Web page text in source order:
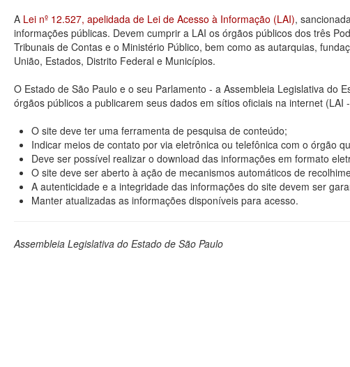
A Lei nº 12.527, apelidada de Lei de Acesso à Informação (LAI),
informações públicas. Devem cumprir a LAI os órgãos públicos dos três
Tribunais de Contas e o Ministério Público, bem como as autarquias,
União, Estados, Distrito Federal e Municípios.
O Estado de São Paulo e o seu Parlamento - a Assembleia Legislativa do
órgãos públicos a publicarem seus dados em sítios oficiais na internet
O site deve ter uma ferramenta de pesquisa de conteúdo;
Indicar meios de contato por via eletrônica ou telefônica com o órgão
Deve ser possível realizar o download das informações em formato
O site deve ser aberto à ação de mecanismos automáticos de
A autenticidade e a integridade das informações do site devem ser
Manter atualizadas as informações disponíveis para acesso.
Assembleia Legislativa do Estado de São Paulo